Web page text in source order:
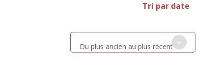
Tri par date
Du plus ancien au plus récent